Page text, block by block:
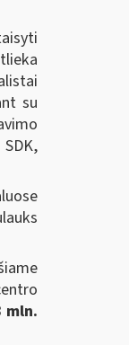
su
mln.